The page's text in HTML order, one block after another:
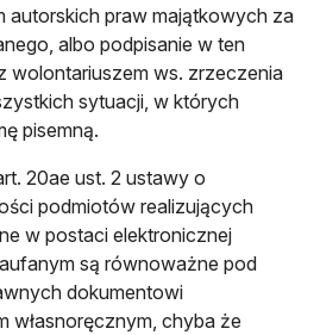
autorskich praw majątkowych za
albo podpisanie w ten
wolontariuszem ws. zrzeczenia
sytuacji, w których
pisemną.
20ae ust. 2 ustawy o
podmiotów realizujących
w postaci elektronicznej
są równoważne pod
dokumentowi
własnoręcznym, chyba że